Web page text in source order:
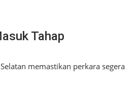
Tahap
memastikan perkara segera